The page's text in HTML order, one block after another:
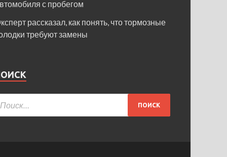
с пробегом
рассказал, как понять, что тормозные
требуют замены